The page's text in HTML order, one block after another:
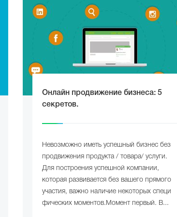
Онлайн продвижение бизнеса: 5
секретов.
Невозможно иметь успешный бизнес без
продвижения продукта / товара/ услуги.
Для построения успешной компании,
которая развивается без вашего прямого
участия, важно наличие некоторых специ
фических моментов.Момент первый. В...